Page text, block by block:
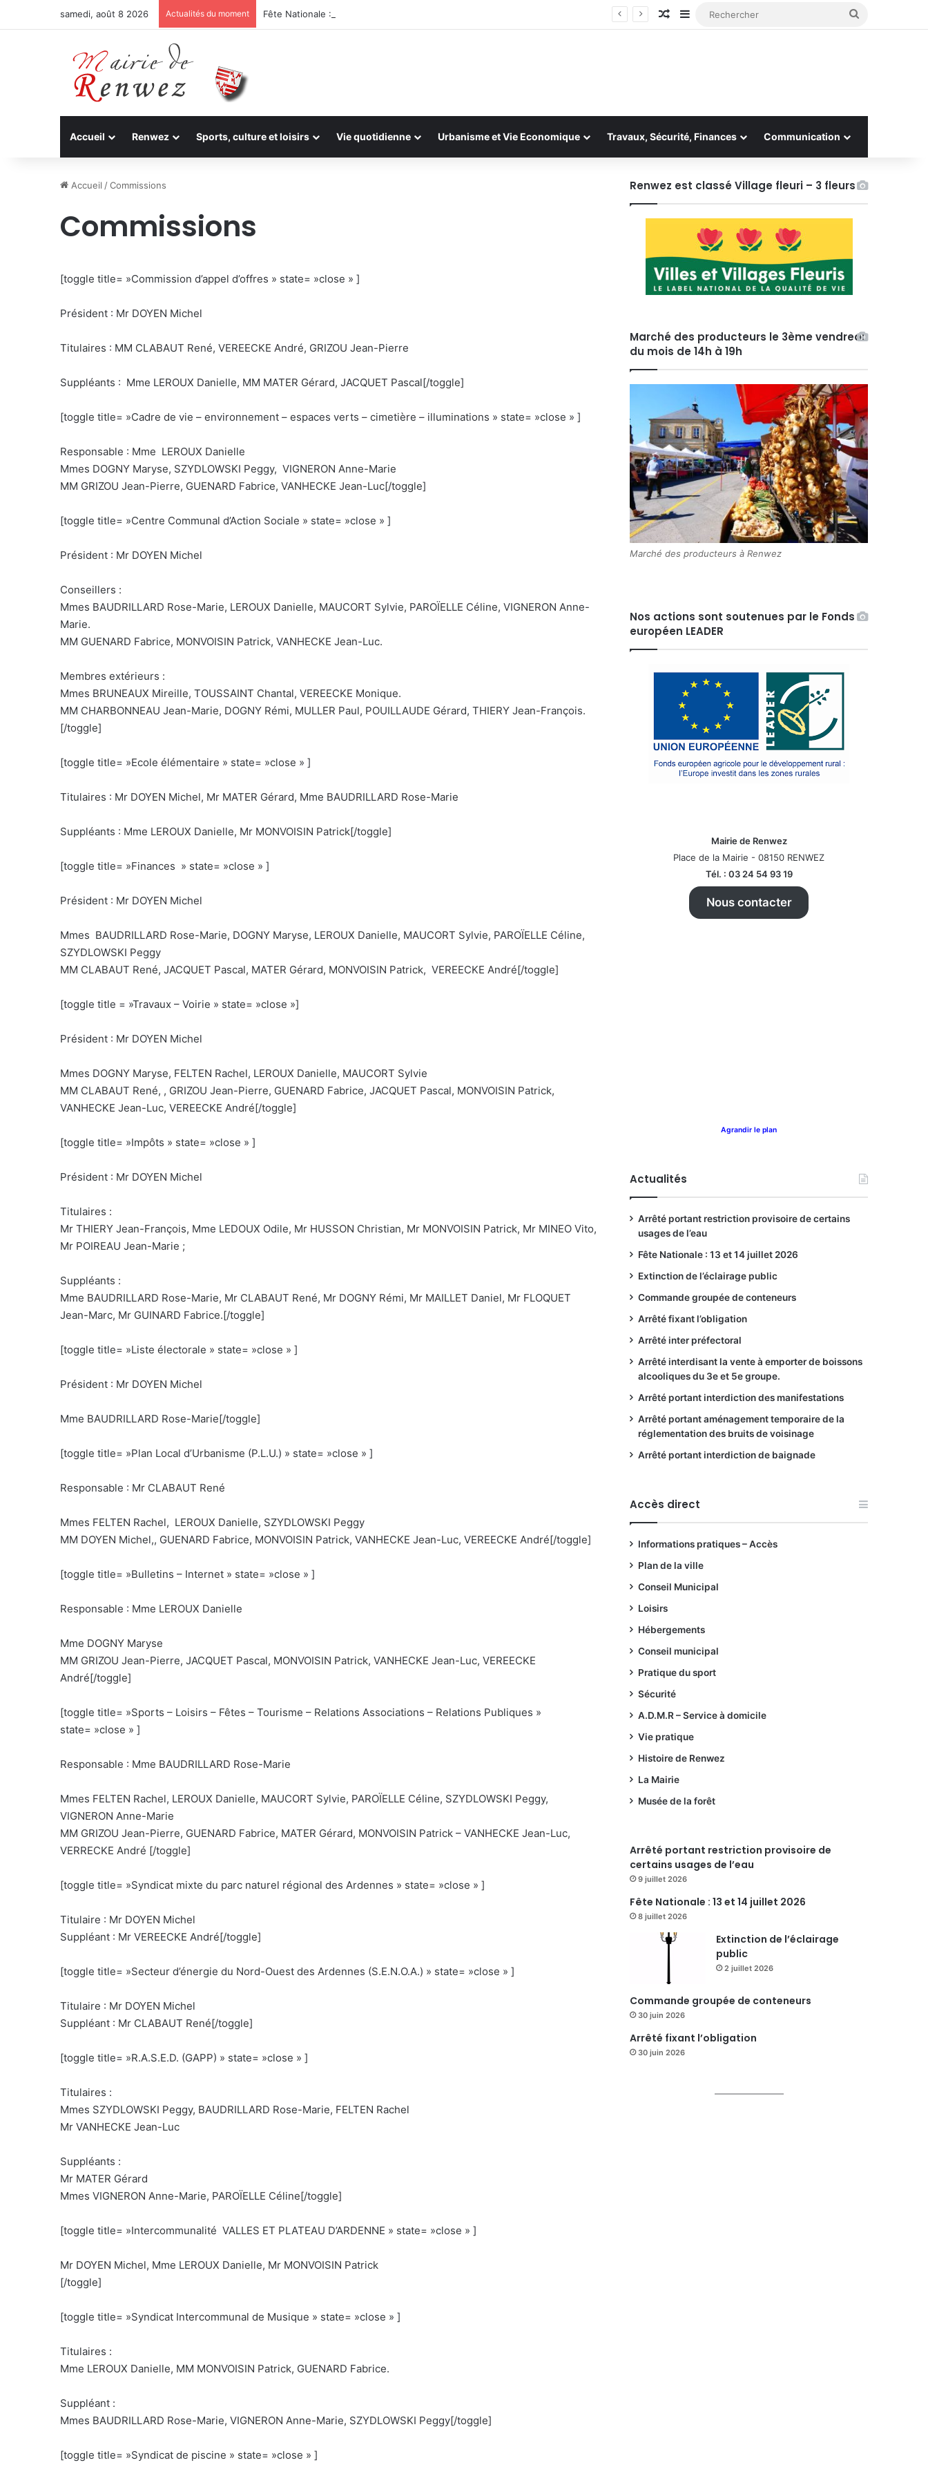
samedi, août 8 2026 Actualités du moment Fête Nationale : 13 et 14 juillet 2026 Article Aléatoire
Sidebar (barre latérale)
Accueil Renwez Sports, culture et loisirs Vie quotidienne Urbanisme et Vie Economique Travaux, Sécurité, Finances Communication
Accueil /Commissions
Commissions
[toggle title= »Commission d’appel d’offres » state= »close » ]
Président : Mr DOYEN Michel
Titulaires : MM CLABAUT René, VEREECKE André, GRIZOU Jean-Pierre
Suppléants : Mme LEROUX Danielle, MM MATER Gérard, JACQUET Pascal[/toggle]
[toggle title= »Cadre de vie – environnement – espaces verts – cimetière – illuminations » state= »close » ]
Responsable : Mme LEROUX Danielle
Mmes DOGNY Maryse, SZYDLOWSKI Peggy, VIGNERON Anne-Marie
MM GRIZOU Jean-Pierre, GUENARD Fabrice, VANHECKE Jean-Luc[/toggle]
[toggle title= »Centre Communal d’Action Sociale » state= »close » ]
Président : Mr DOYEN Michel
Conseillers :
Mmes BAUDRILLARD Rose-Marie, LEROUX Danielle, MAUCORT Sylvie, PAROÏELLE Céline, VIGNERON Anne-
Marie.
MM GUENARD Fabrice, MONVOISIN Patrick, VANHECKE Jean-Luc.
Membres extérieurs :
Mmes BRUNEAUX Mireille, TOUSSAINT Chantal, VEREECKE Monique.
MM CHARBONNEAU Jean-Marie, DOGNY Rémi, MULLER Paul, POUILLAUDE Gérard, THIERY Jean-François.
[/toggle]
[toggle title= »Ecole élémentaire » state= »close » ]
Titulaires : Mr DOYEN Michel, Mr MATER Gérard, Mme BAUDRILLARD Rose-Marie
Suppléants : Mme LEROUX Danielle, Mr MONVOISIN Patrick[/toggle]
[toggle title= »Finances » state= »close » ]
Président : Mr DOYEN Michel
Mmes BAUDRILLARD Rose-Marie, DOGNY Maryse, LEROUX Danielle, MAUCORT Sylvie, PAROÏELLE Céline,
SZYDLOWSKI Peggy
MM CLABAUT René, JACQUET Pascal, MATER Gérard, MONVOISIN Patrick, VEREECKE André[/toggle]
[toggle title = »Travaux – Voirie » state= »close »]
Président : Mr DOYEN Michel
Mmes DOGNY Maryse, FELTEN Rachel, LEROUX Danielle, MAUCORT Sylvie
MM CLABAUT René, , GRIZOU Jean-Pierre, GUENARD Fabrice, JACQUET Pascal, MONVOISIN Patrick,
VANHECKE Jean-Luc, VEREECKE André[/toggle]
[toggle title= »Impôts » state= »close » ]
Président : Mr DOYEN Michel
Titulaires :
Mr THIERY Jean-François, Mme LEDOUX Odile, Mr HUSSON Christian, Mr MONVOISIN Patrick, Mr MINEO Vito,
Mr POIREAU Jean-Marie ;
Suppléants :
Mme BAUDRILLARD Rose-Marie, Mr CLABAUT René, Mr DOGNY Rémi, Mr MAILLET Daniel, Mr FLOQUET
Jean-Marc, Mr GUINARD Fabrice.[/toggle]
[toggle title= »Liste électorale » state= »close » ]
Président : Mr DOYEN Michel
Mme BAUDRILLARD Rose-Marie[/toggle]
[toggle title= »Plan Local d’Urbanisme (P.L.U.) » state= »close » ]
Responsable : Mr CLABAUT René
Mmes FELTEN Rachel, LEROUX Danielle, SZYDLOWSKI Peggy
MM DOYEN Michel,, GUENARD Fabrice, MONVOISIN Patrick, VANHECKE Jean-Luc, VEREECKE André[/toggle]
[toggle title= »Bulletins – Internet » state= »close » ]
Responsable : Mme LEROUX Danielle
Mme DOGNY Maryse
MM GRIZOU Jean-Pierre, JACQUET Pascal, MONVOISIN Patrick, VANHECKE Jean-Luc, VEREECKE
André[/toggle]
[toggle title= »Sports – Loisirs – Fêtes – Tourisme – Relations Associations – Relations Publiques »
state= »close » ]
Responsable : Mme BAUDRILLARD Rose-Marie
Mmes FELTEN Rachel, LEROUX Danielle, MAUCORT Sylvie, PAROÏELLE Céline, SZYDLOWSKI Peggy,
VIGNERON Anne-Marie
MM GRIZOU Jean-Pierre, GUENARD Fabrice, MATER Gérard, MONVOISIN Patrick – VANHECKE Jean-Luc,
VERRECKE André [/toggle]
[toggle title= »Syndicat mixte du parc naturel régional des Ardennes » state= »close » ]
Titulaire : Mr DOYEN Michel
Suppléant : Mr VEREECKE André[/toggle]
[toggle title= »Secteur d’énergie du Nord-Ouest des Ardennes (S.E.N.O.A.) » state= »close » ]
Titulaire : Mr DOYEN Michel
Suppléant : Mr CLABAUT René[/toggle]
[toggle title= »R.A.S.E.D. (GAPP) » state= »close » ]
Titulaires :
Mmes SZYDLOWSKI Peggy, BAUDRILLARD Rose-Marie, FELTEN Rachel
Mr VANHECKE Jean-Luc
Suppléants :
Mr MATER Gérard
Mmes VIGNERON Anne-Marie, PAROÏELLE Céline[/toggle]
[toggle title= »Intercommunalité VALLES ET PLATEAU D’ARDENNE » state= »close » ]
Mr DOYEN Michel, Mme LEROUX Danielle, Mr MONVOISIN Patrick
[/toggle]
[toggle title= »Syndicat Intercommunal de Musique » state= »close » ]
Titulaires :
Mme LEROUX Danielle, MM MONVOISIN Patrick, GUENARD Fabrice.
Suppléant :
Mmes BAUDRILLARD Rose-Marie, VIGNERON Anne-Marie, SZYDLOWSKI Peggy[/toggle]
[toggle title= »Syndicat de piscine » state= »close » ]
Renwez est classé Village fleuri – 3 fleurs
Marché des producteurs le 3ème vendredi
du mois de 14h à 19h
Marché des producteurs à Renwez
Nos actions sont soutenues par le Fonds
européen LEADER
Mairie de Renwez
Place de la Mairie - 08150 RENWEZ
Tél. : 03 24 54 93 19
Nous contacter
Agrandir le plan
Actualités
Arrêté portant restriction provisoire de certains
usages de l’eau
Fête Nationale : 13 et 14 juillet 2026
Extinction de l’éclairage public
Commande groupée de conteneurs
Arrêté fixant l’obligation
Arrêté inter préfectoral
Arrêté interdisant la vente à emporter de boissons
alcooliques du 3e et 5e groupe.
Arrêté portant interdiction des manifestations
Arrêté portant aménagement temporaire de la
réglementation des bruits de voisinage
Arrêté portant interdiction de baignade
Accès direct
Informations pratiques – Accès
Plan de la ville
Conseil Municipal
Loisirs
Hébergements
Conseil municipal
Pratique du sport
Sécurité
A.D.M.R – Service à domicile
Vie pratique
Histoire de Renwez
La Mairie
Musée de la forêt
Arrêté portant restriction provisoire de
certains usages de l’eau
9 juillet 2026
Fête Nationale : 13 et 14 juillet 2026
8 juillet 2026
Extinction de l’éclairage
public
2 juillet 2026
Commande groupée de conteneurs
30 juin 2026
Arrêté fixant l’obligation
30 juin 2026